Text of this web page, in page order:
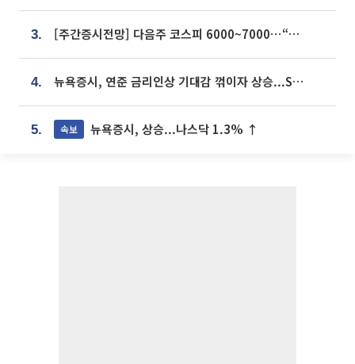
3. [주간증시전망] 다음주 코스피 6000~7000⋯“外人 수급은 정책이 변수”
4. 뉴욕증시, 연준 금리인상 기대감 꺾이자 상승...S&P500 사상 최고치 [종합]
5. 속보 뉴욕증시, 상승...나스닥 1.3% ↑